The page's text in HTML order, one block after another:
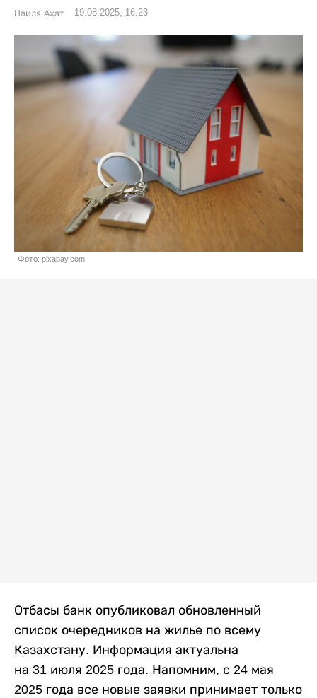
Наиля Ахат 19.08.2025, 16:23
Фото: pixabay.com
Отбасы банк опубликовал обновленный
список очередников на жилье по всему
Казахстану. Информация актуальна
на 31 июля 2025 года. Напомним, с 24 мая
2025 года все новые заявки принимает только